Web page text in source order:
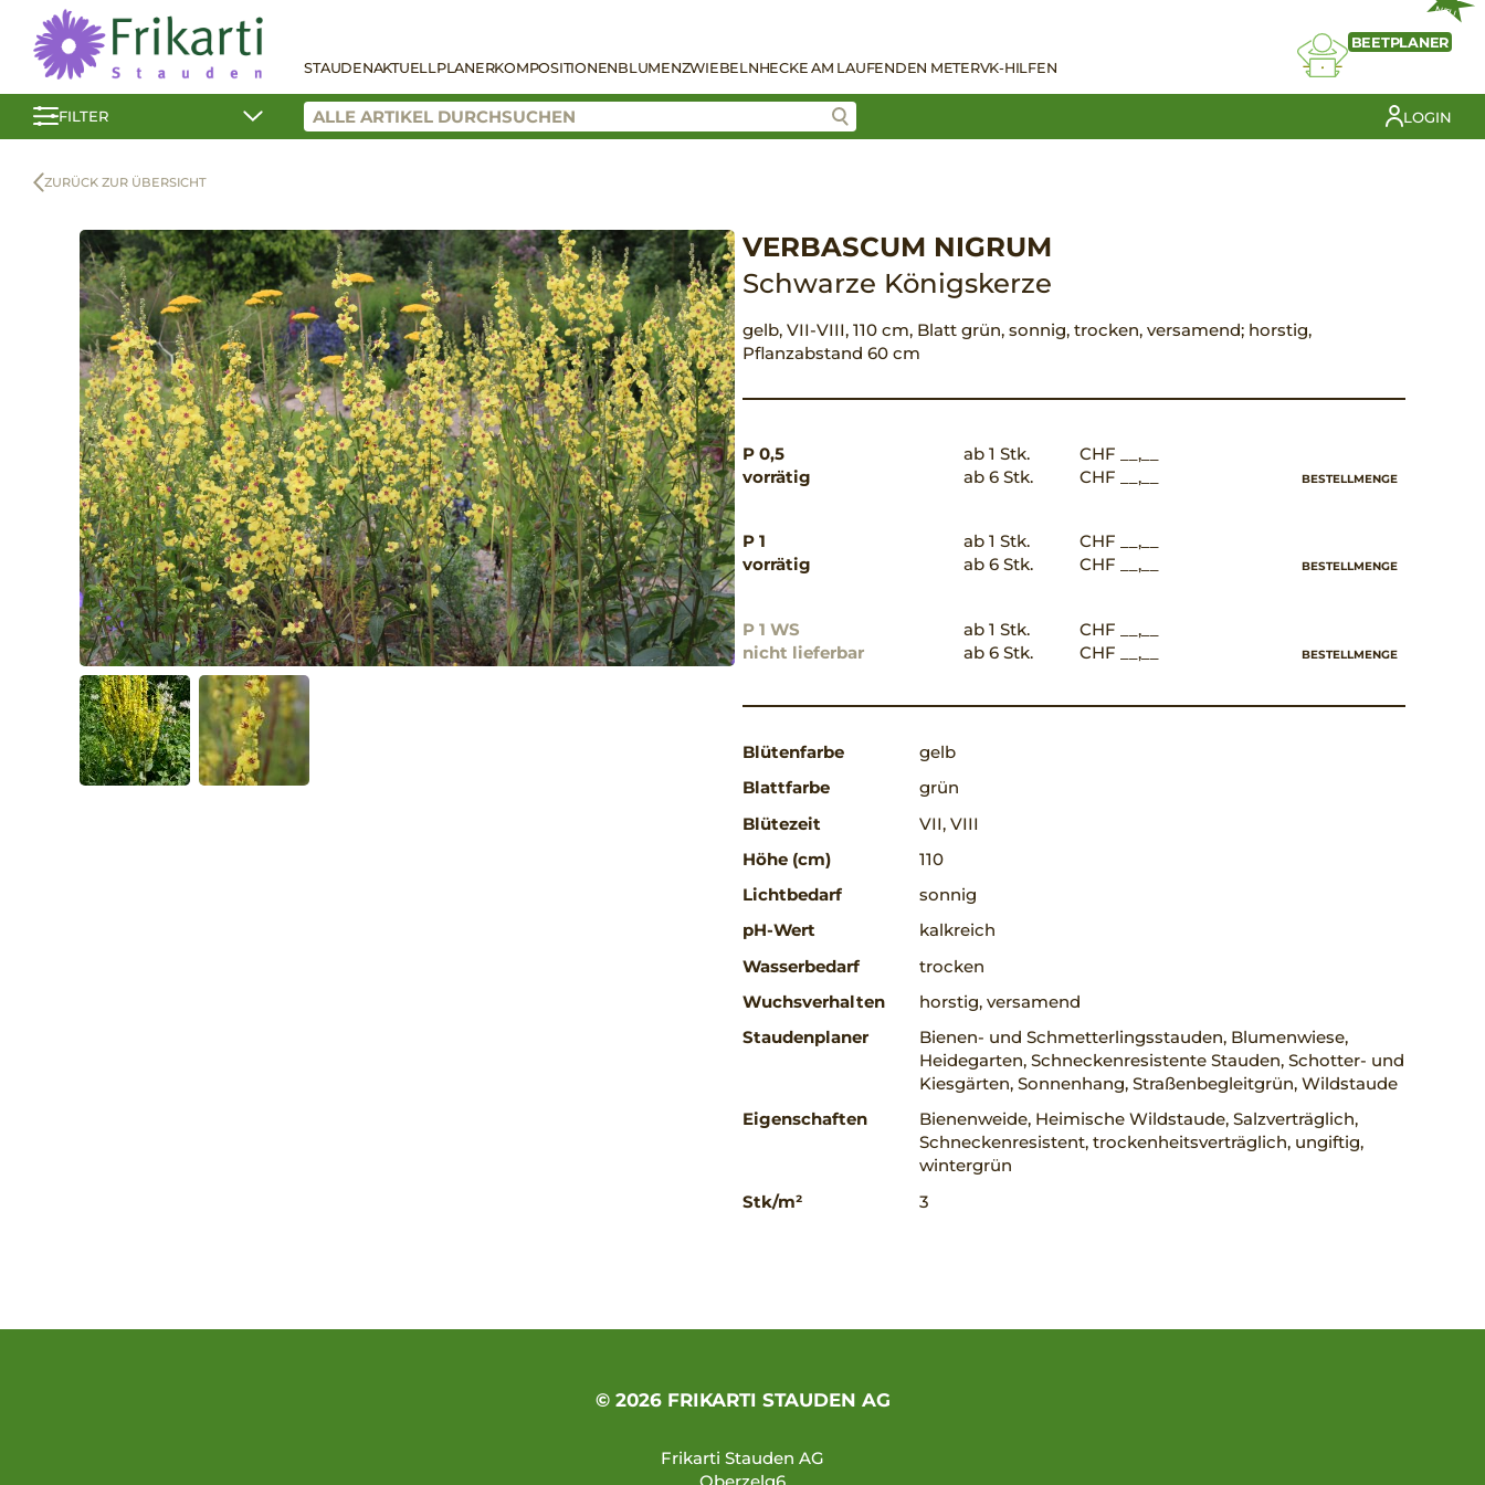
STAUDENAKTUELLPLANERKOMPOSITIONENBLUMENZWIEBELNHECKE AM LAUFENDEN METERVK-HILFEN
NEU
BEETPLANER
FILTER LOGIN
ZURÜCK ZUR ÜBERSICHT
VERBASCUM NIGRUM
Schwarze Königskerze
gelb, VII-VIII, 110 cm, Blatt grün, sonnig, trocken, versamend; horstig,
Pflanzabstand 60 cm
P 0,5
vorrätig
ab 1 Stk.
CHF __,__
ab 6 Stk.
CHF __,__ BESTELLMENGE
P 1
vorrätig
ab 1 Stk.
CHF __,__
ab 6 Stk.
CHF __,__ BESTELLMENGE
P 1 WS
nicht lieferbar
ab 1 Stk.
CHF __,__
ab 6 Stk.
CHF __,__ BESTELLMENGE
Blütenfarbe
gelb
Blattfarbe
grün
Blütezeit
VII, VIII
Höhe (cm)
110
Lichtbedarf
sonnig
pH-Wert
kalkreich
Wasserbedarf
trocken
Wuchsverhalten
horstig, versamend
Staudenplaner
Bienen- und Schmetterlingsstauden, Blumenwiese,
Heidegarten, Schneckenresistente Stauden, Schotter- und
Kiesgärten, Sonnenhang, Straßenbegleitgrün, Wildstaude
Eigenschaften
Bienenweide, Heimische Wildstaude, Salzverträglich,
Schneckenresistent, trockenheitsverträglich, ungiftig,
wintergrün
Stk/m²
3
© 2026 FRIKARTI STAUDEN AG
Frikarti Stauden AG
Oberzelg6